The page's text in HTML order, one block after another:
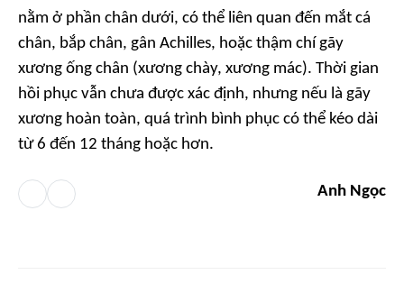
nằm ở phần chân dưới, có thể liên quan đến mắt cá
chân, bắp chân, gân Achilles, hoặc thậm chí gãy
xương ống chân (xương chày, xương mác). Thời gian
hồi phục vẫn chưa được xác định, nhưng nếu là gãy
xương hoàn toàn, quá trình bình phục có thể kéo dài
từ 6 đến 12 tháng hoặc hơn.
Anh Ngọc